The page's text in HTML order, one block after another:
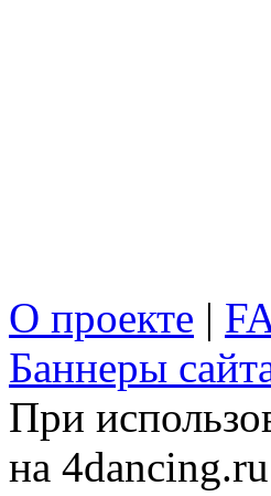
О проекте |
Баннеры
При
на